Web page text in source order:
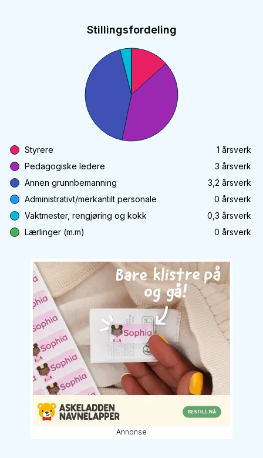
Stillingsfordeling
Styrere 1 årsverk
Pedagogiske ledere
3 årsverk
Annen grunnbemanning
3,2 årsverk
Administrativt/merkantilt personale
0 årsverk
Vaktmester, rengjøring og kokk
0,3 årsverk
Lærlinger (m.m)
0 årsverk
Annonse